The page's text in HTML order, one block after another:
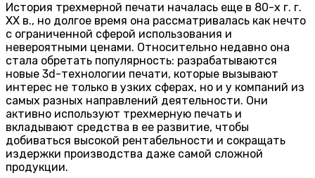
История трехмерной печати началась еще в 80-х г. г.
XX в., но долгое время она рассматривалась как нечто
с ограниченной сферой использования и
невероятными ценами. Относительно недавно она
стала обретать популярность: разрабатываются
новые 3d-технологии печати, которые вызывают
интерес не только в узких сферах, но и у компаний из
самых разных направлений деятельности. Они
активно используют трехмерную печать и
вкладывают средства в ее развитие, чтобы
добиваться высокой рентабельности и сокращать
издержки производства даже самой сложной
продукции.